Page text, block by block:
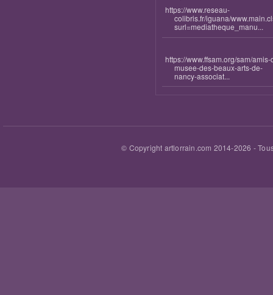
https://www.reseau-
colibris.fr/iguana/
surl=mediatheque_manu...
https://www.ffsam.org/sam/amis-
musee-des-beaux-arts-de-
nancy-associat...
© Copyright artlorrain.com 2014-2026 -